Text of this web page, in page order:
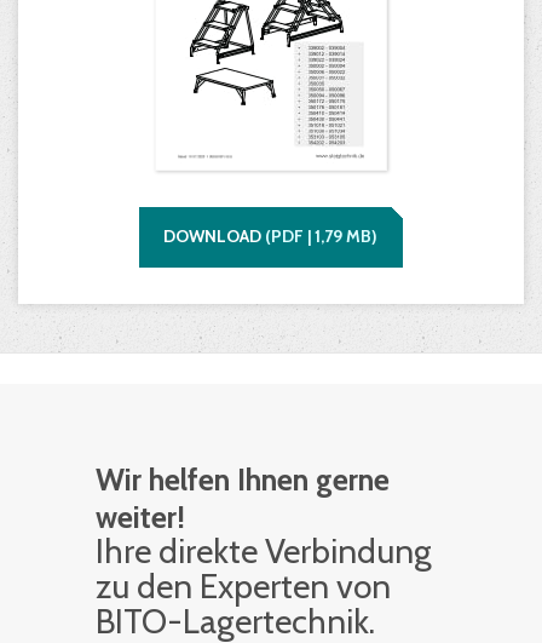
DOWNLOAD (PDF |1,79MB)
Wir helfen Ihnen gerne
weiter!
Ihre di­rek­te Ver­bin­dung
zu den Ex­per­ten von
BITO-La­ger­tech­nik.